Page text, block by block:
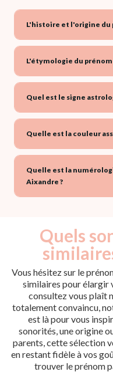
L'histoire et l'origine du
L'étymologie du
Quel est le signe
Quelle est la couleur
Quelle est la
Aixandre ?
Quels
Vous hésitez sur le
similaires pour élargir
consultez vous plaît
totalement convaincu,
est là pour vous
sonorités, une origine
parents, cette sélection
en restant fidèle à vos
trouver le prénom